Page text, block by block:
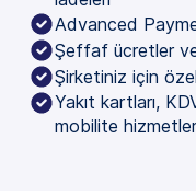
Advanced
Şeffaf ücretler
Şirketiniz için
Yakıt kartları,
mobilite